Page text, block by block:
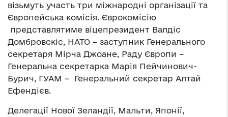
візьмуть участь три міжнародні організації та
Європейська комісія. Єврокомісію
представлятиме віцепрезидент Валдіс
Домбровскіс, НАТО – заступник Генерального
секретаря Мірча Джоане, Раду Європи –
Генеральна секретарка Марія Пейчинович-
Бурич, ГУАМ – Генеральний секретар Алтай
Ефендієв.
Делегації Нової Зеландії, Мальти, Японії,